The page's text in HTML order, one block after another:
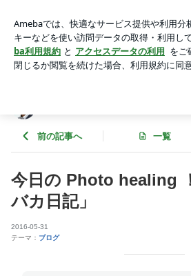
業 みなとアプリをダウンロードして ブログの更新通
ょう。
前の記事へ 一覧
今日の Photo healing
バカ日記」
2016-05-31
テーマ： ブログ